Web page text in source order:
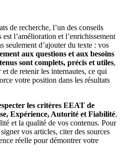
de recherche, l’un des conseils
l’amélioration et l’enrichissement
seulement d’ajouter du texte : vos
aux questions et aux besoins
sont complets, précis et utiles,
de retenir les internautes, ce qui
votre position dans les résultats
les critères EEAT de
Expérience, Autorité et Fiabilité.
et la qualité de vos contenus. Pour
vos articles, citer des sources
réelle pour démontrer votre